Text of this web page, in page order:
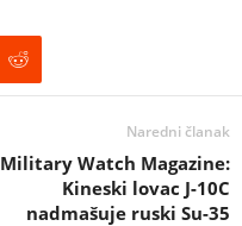
Naredni članak
Military Watch Magazine:
Kineski lovac J-10C
nadmašuje ruski Su-35